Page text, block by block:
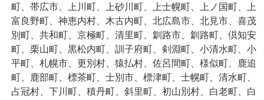
町、帯広市、上川町、上砂川町、上士幌町、上ノ国町、上
富良野町、神恵内村、木古内町、北広島市、北見市、喜茂
別町、共和町、京極町、清里町、釧路市、釧路町、倶知安
町、栗山町、黒松内町、訓子府町、剣淵町、小清水町、小
平町、札幌市、更別村、猿払村、佐呂間町、様似町、鹿追
町、鹿部町、標茶町、士別市、標津町、士幌町、清水町、
占冠村、下川町、積丹町、斜里町、初山別村、白老町、白